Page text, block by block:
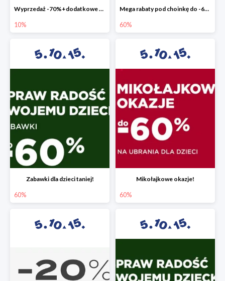
Wyprzedaż -70%+dodatkowe 10%
10%
Mega rabaty pod choinkę do -60%
60%
Zabawki dla dzieci taniej!
60%
Mikołajkowe okazje!
60%